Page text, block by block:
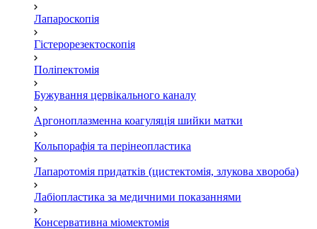
Лапароскопія
Гістерорезектоскопія
Поліпектомія
Бужування цервікального каналу
Аргоноплазменна коагуляція шийки матки
Кольпорафія та перінеопластика
Лапаротомія придатків (цистектомія, злукова хвороба)
Лабіопластика за медичними показаннями
Консервативна міомектомія